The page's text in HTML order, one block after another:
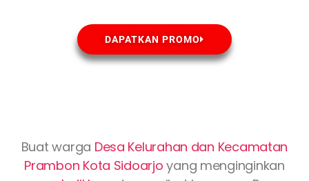
DAPATKAN PROMO
Buat warga Desa Kelurahan dan Kecamatan
Prambon Kota Sidoarjo yang menginginkan